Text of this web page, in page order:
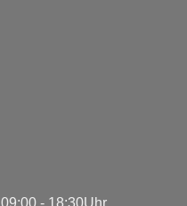
09:00 - 18:30Uhr